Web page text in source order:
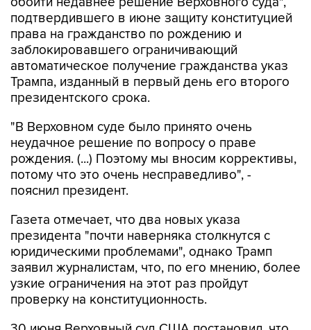
подтвердившего в июне защиту конституцией
права на гражданство по рождению и
заблокировавшего ограничивающий
автоматическое получение гражданства указ
Трампа, изданный в первый день его второго
президентского срока.
"В Верховном суде было принято очень
неудачное решение по вопросу о праве
рождения. (...) Поэтому мы вносим коррективы,
потому что это очень несправедливо", -
пояснил президент.
Газета отмечает, что два новых указа
президента "почти наверняка столкнутся с
юридическими проблемами", однако Трамп
заявил журналистам, что, по его мнению, более
узкие ограничения на этот раз пройдут
проверку на конституционность.